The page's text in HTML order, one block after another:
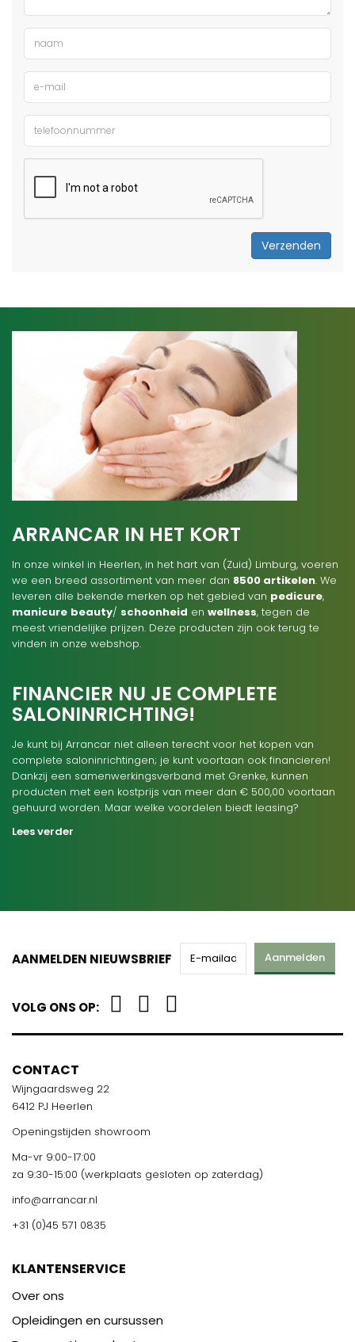
Verzenden
ARRANCAR IN HET KORT
In onze winkel in Heerlen, in het hart van (Zuid) Limburg, voeren
we een breed assortiment van meer dan 8500 artikelen. We
leveren alle bekende merken op het gebied van pedicure,
manicure beauty/ schoonheid en wellness, tegen de
meest vriendelijke prijzen. Deze producten zijn ook terug te
vinden in onze webshop.
FINANCIER NU JE COMPLETE
SALONINRICHTING!
Je kunt bij Arrancar niet alleen terecht voor het kopen van
complete saloninrichtingen; je kunt voortaan ook financieren!
Dankzij een samenwerkingsverband met Grenke, kunnen
producten met een kostprijs van meer dan € 500,00 voortaan
gehuurd worden. Maar welke voordelen biedt leasing?
Lees verder
AANMELDEN NIEUWSBRIEF Aanmelden
VOLG ONS OP:
CONTACT
Wijngaardsweg 22
6412 PJ Heerlen
Openingstijden showroom
Ma-vr 9:00-17:00
za 9:30-15:00 (werkplaats gesloten op zaterdag)
info@arrancar.nl
+31 (0)45 571 0835
KLANTENSERVICE
Over ons
Opleidingen en cursussen